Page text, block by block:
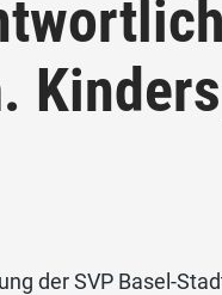
der SVP Basel-